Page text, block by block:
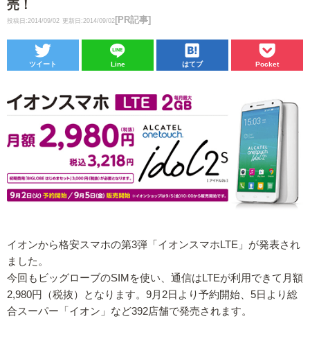
売！
投稿日:2014/09/02 更新日:2014/09/02 [PR記事]
ツイート Line はてブ Pocket
イオンから格安スマホの第3弾「イオンスマホLTE」が発表され
ました。
今回もビッグローブのSIMを使い、通信はLTEが利用できて月額
2,980円（税抜）となります。9月2日より予約開始、5日より総
合スーパー「イオン」など392店舗で発売されます。